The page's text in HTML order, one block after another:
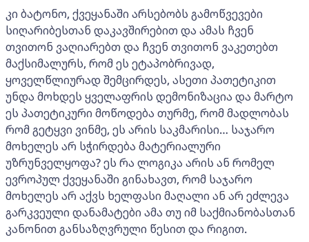
კი ბატონო, ქვეყანაში არსებობს გამოწვევები
სიღარიბესთან დაკავშირებით და ამას ჩვენ
თვითონ ვაღიარებთ და ჩვენ თვითონ ვაკეთებთ
მაქსიმალურს, რომ ეს ეტაპობრივად,
ყოველწლიურად შემცირდეს, ასეთი პათეტიკით
უნდა მოხდეს ყველაფრის დემონიზაცია და მარტო
ეს პათეტიკური მოწოდება თურმე, რომ მადლობას
რომ გეტყვი ვინმე, ეს არის საკმარისი… საჯარო
მოხელეს არ სჭირდება მატერიალური
უზრუნველყოფა? ეს რა ლოგიკა არის ან რომელ
ევროპულ ქვეყანაში გინახავთ, რომ საჯარო
მოხელეს არ აქვს ხელფასი მაღალი ან არ ეძლევა
გარკვეული დანამატები ამა თუ იმ საქმიანობასთან
კანონით განსაზღვრული წესით და რიგით.